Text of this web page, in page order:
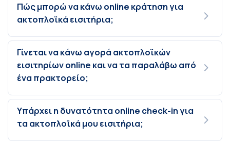
Πώς μπορώ να κάνω online κράτηση για
ακτοπλοϊκά εισιτήρια;
Γίνεται να κάνω αγορά ακτοπλοϊκών
εισιτηρίων online και να τα παραλάβω από
ένα πρακτορείο;
Υπάρχει η δυνατότητα online check-in για
τα ακτοπλοϊκά μου εισιτήρια;